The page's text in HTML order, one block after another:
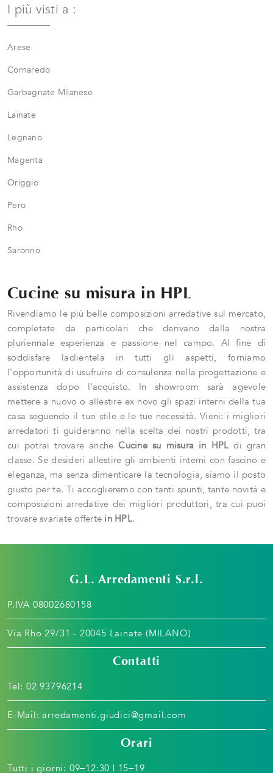
I più visti a :
Arese
Cornaredo
Garbagnate Milanese
Lainate
Legnano
Magenta
Origgio
Pero
Rho
Saronno
Cucine su misura in HPL
Rivendiamo le più belle composizioni arredative sul mercato,
completate da particolari che derivano dalla nostra
pluriennale esperienza e passione nel campo. Al fine di
soddisfare laclientela in tutti gli aspetti, forniamo
l'opportunità di usufruire di consulenza nella progettazione e
assistenza dopo l'acquisto. In showroom sarà agevole
mettere a nuovo o allestire ex novo gli spazi interni della tua
casa seguendo il tuo stile e le tue necessità. Vieni: i migliori
arredatori ti guideranno nella scelta dei nostri prodotti, tra
cui potrai trovare ancheCucine su misura in HPL di gran
classe. Se desideri allestire gli ambienti interni con fascino e
eleganza, ma senza dimenticare la tecnologia, siamo il posto
giusto per te. Ti accoglieremo con tanti spunti, tante novità e
composizioni arredative dei migliori produttori, tra cui puoi
trovare svariate offerte in HPL.
G.L. Arredamenti S.r.l.
P.IVA 08002680158
Via Rho 29/31 - 20045 Lainate (MILANO)
Contatti
Tel: 02 93796214
E-Mail: arredamenti.giudici@gmail.com
Orari
Tutti i giorni: 09–12:30 | 15–19